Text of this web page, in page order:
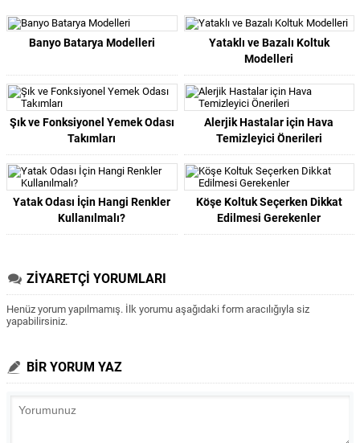
Banyo Batarya Modelleri
Yataklı ve Bazalı Koltuk
Modelleri
Şık ve Fonksiyonel Yemek Odası
Takımları
Alerjik Hastalar için Hava
Temizleyici Önerileri
Yatak Odası İçin Hangi Renkler
Kullanılmalı?
Köşe Koltuk Seçerken Dikkat
Edilmesi Gerekenler
ZİYARETÇİ YORUMLARI
Henüz yorum yapılmamış. İlk yorumu aşağıdaki form aracılığıyla siz
yapabilirsiniz.
BİR YORUM YAZ